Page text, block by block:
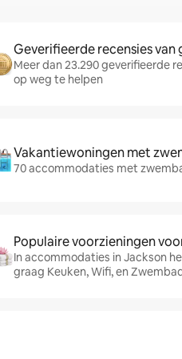
Geverifieerde recensies van
Meer dan 23.290 geverifieerde
op weg te helpen
Vakantiewoningen met
70 accommodaties met
Populaire voorzieningen
In accommodaties in Jackson
graag Keuken, Wifi, en